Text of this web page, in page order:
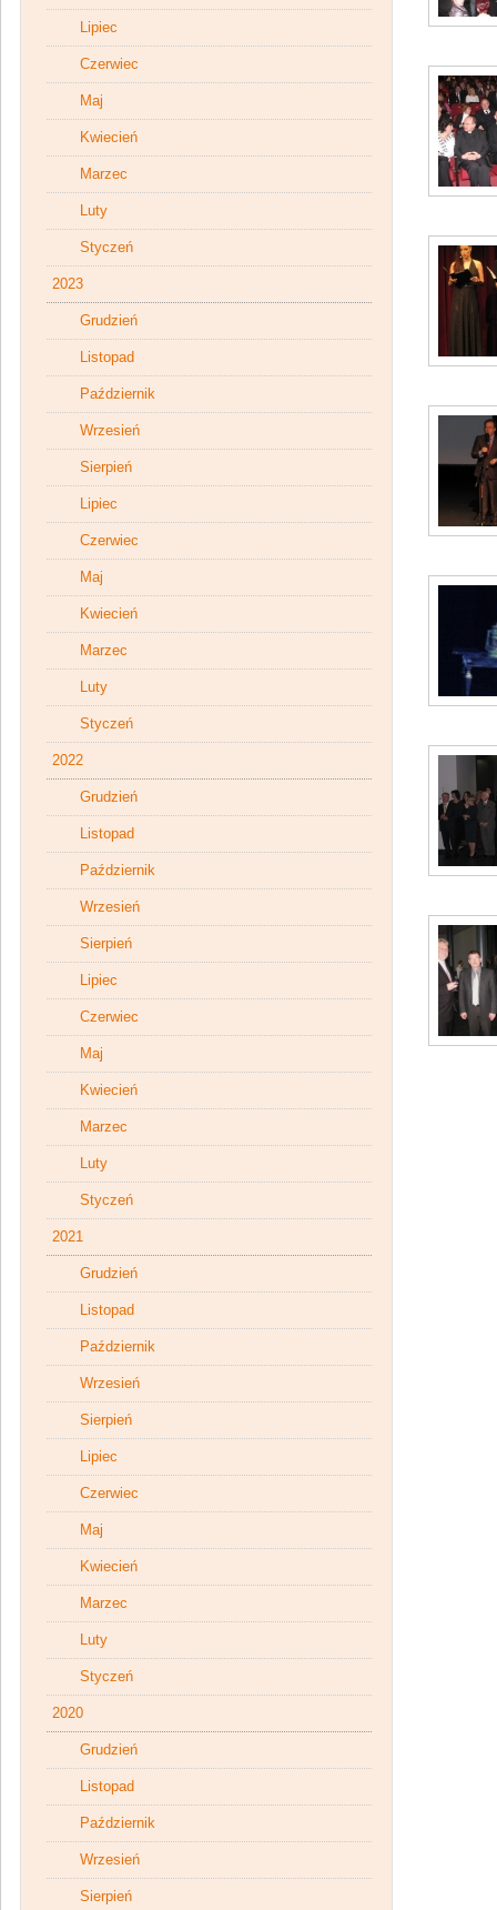
Lipiec
Czerwiec
Maj
Kwiecień
Marzec
Luty
Styczeń
2023
Grudzień
Listopad
Październik
Wrzesień
Sierpień
Lipiec
Czerwiec
Maj
Kwiecień
Marzec
Luty
Styczeń
2022
Grudzień
Listopad
Październik
Wrzesień
Sierpień
Lipiec
Czerwiec
Maj
Kwiecień
Marzec
Luty
Styczeń
2021
Grudzień
Listopad
Październik
Wrzesień
Sierpień
Lipiec
Czerwiec
Maj
Kwiecień
Marzec
Luty
Styczeń
2020
Grudzień
Listopad
Październik
Wrzesień
Sierpień